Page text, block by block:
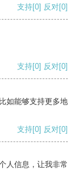
支持[0] 反对[0]
支持[0] 反对[0]
如能够支持更多地
支持[0] 反对[0]
人信息，让我非常